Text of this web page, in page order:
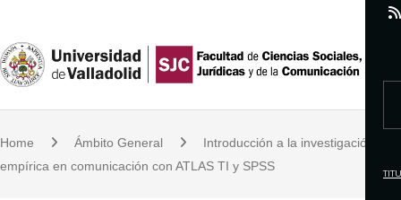
i
t
o
c
Home Ámbito General
Introducción a la investigación
empírica en comunicación con ATLAS TI y SPSS
r